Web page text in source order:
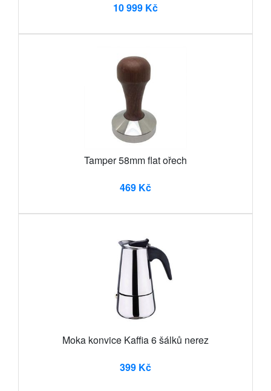
10 999 Kč
Tamper 58mm flat ořech
469 Kč
Moka konvice Kaffia 6 šálků nerez
399 Kč